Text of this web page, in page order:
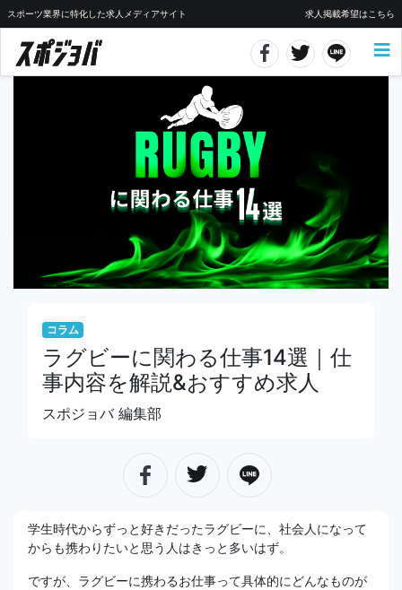
スポーツ業界に特化した求人メディアサイト 求人掲載希望はこちら
コラム
ラグビーに関わる仕事14選｜仕
事内容を解説&おすすめ求人
スポジョバ 編集部
学生時代からずっと好きだったラグビーに、社会人になって
からも携わりたいと思う人はきっと多いはず。
ですが、ラグビーに携わるお仕事って具体的にどんなものが